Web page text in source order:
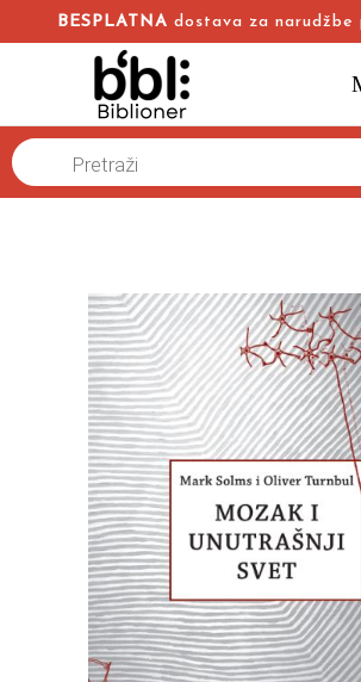
BESPLATNA dostava za narudžbe
Products
search